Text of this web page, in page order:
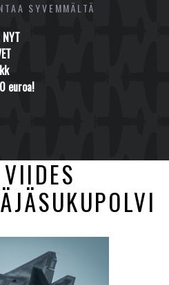
SYVEMMÄLTÄ
euroa!
VIIDES